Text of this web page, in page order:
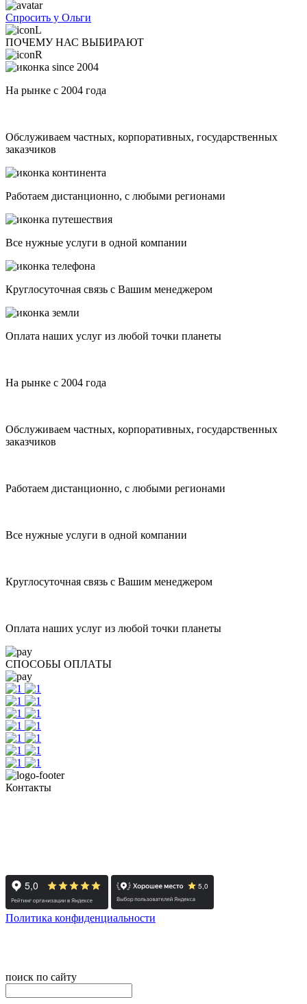
Спросить у Ольги
ПОЧЕМУ НАС ВЫБИРАЮТ
На рынке с 2004 года
Обслуживаем частных, корпоративных, государственных
заказчиков
Работаем дистанционно, с любыми регионами
Все нужные услуги в одной компании
Круглосуточная связь с Вашим менеджером
Оплата наших услуг из любой точки планеты
На рынке с 2004 года
Обслуживаем частных, корпоративных, государственных
заказчиков
Работаем дистанционно, с любыми регионами
Все нужные услуги в одной компании
Круглосуточная связь с Вашим менеджером
Оплата наших услуг из любой точки планеты
СПОСОБЫ ОПЛАТЫ
Контакты
Политика конфиденциальности
поиск по сайту